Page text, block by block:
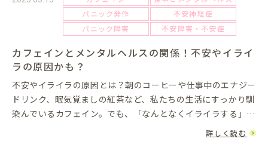
パニック発作
不安神経症
パニック障害
不安障害・不安症
カフェインとメンタルヘルスの関係！不安やイライ
ラの原因かも？
不安やイライラの原因とは？朝のコーヒーや仕事中のエナジー
ドリンク、眠気覚ましの紅茶など、私たちの生活にすっかり馴
染んでいるカフェイン。でも、「なんとなくイライラする」
「心が落ち着かない」と感じることが増えたなら、もしかする
詳しく読む